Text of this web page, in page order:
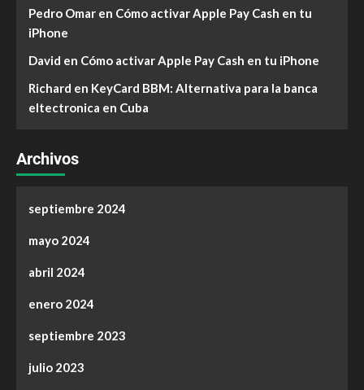
Pedro Omar en Cómo activar Apple Pay Cash en tu
iPhone
David en Cómo activar Apple Pay Cash en tu iPhone
Richard en KeyCard BBM: Alternativa para la banca
eltectronica en Cuba
Archivos
septiembre 2024
mayo 2024
abril 2024
enero 2024
septiembre 2023
julio 2023